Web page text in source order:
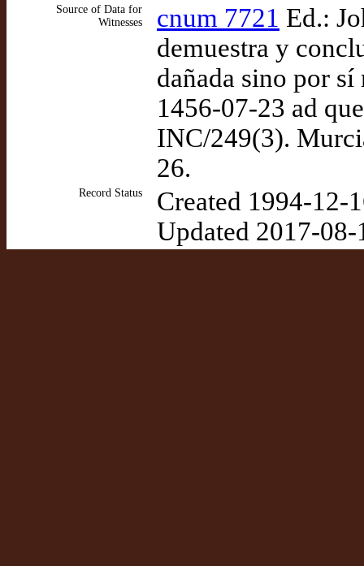
Source of Data for
Witnesses
cnum 7721 Ed.:
demuestra y
dañada sino por
1456-07-23 ad
INC/249(3).
26.
Record Status
Created 1994-12-
Updated 2017-08-